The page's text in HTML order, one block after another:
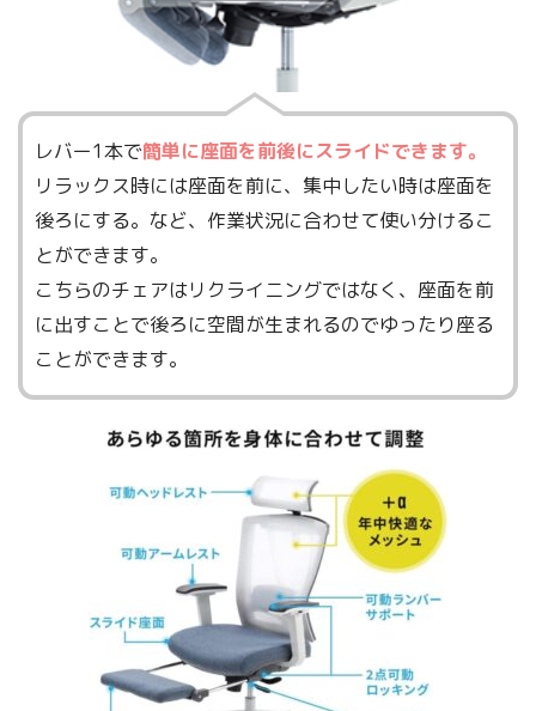
レバー1本で簡単に座面を前後にスライドできます。
リラックス時には座面を前に、集中したい時は座面を
後ろにする。など、作業状況に合わせて使い分けるこ
とができます。
こちらのチェアはリクライニングではなく、座面を前
に出すことで後ろに空間が生まれるのでゆったり座る
ことができます。